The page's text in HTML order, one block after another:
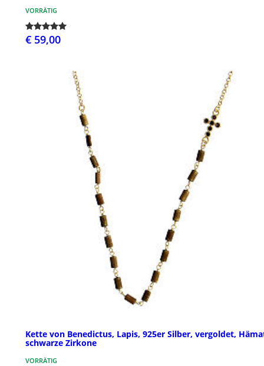
VORRÄTIG
€ 59,00
Kette von Benedictus, Lapis, 925er Silber, vergoldet,
schwarze Zirkone
VORRÄTIG